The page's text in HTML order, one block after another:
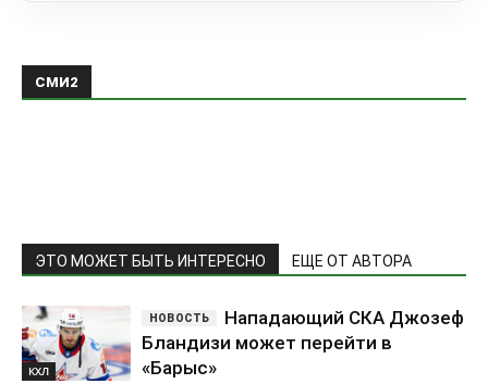
СМИ2
ЭТО МОЖЕТ БЫТЬ ИНТЕРЕСНО ЕЩЕ ОТ АВТОРА
КХЛ
Нападающий СКА Джозеф
Бландизи может перейти в
«Барыс»